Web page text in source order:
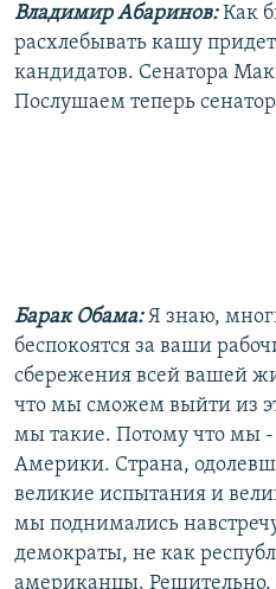
Владимир Абаринов:Как
расхлебывать кашу
кандидатов. Сенатора
Послушаем теперь
Барак Обама:Я знаю,
беспокоятся за ваши
сбережения всей вашей
что мы сможем выйти из
мы такие. Потому что мы
Америки. Страна,
великие испытания и
мы поднимались
демократы, не как
американцы. Решительно.